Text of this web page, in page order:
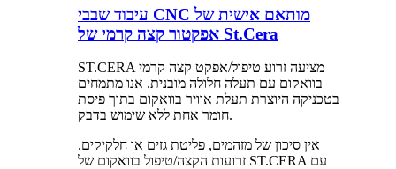
עיבוד שבבי CNC מותאם אישית של
אפקטור קצה קרמי של St.Cera
ST.CERA מציעה זרוע טיפול/אפקט קצה קרמי
בוואקום עם תעלה חלולה מובנית. אנו מתמחים
בטכניקה היוצרת תעלת אוויר בוואקום בתוך פיסת
חומר אחת ללא שימוש בדבק.
אין סיכון של מזהמים, פליטת גזים או חלקיקים.
זרועות הקצה/טיפול בוואקום של ST.CERA עם